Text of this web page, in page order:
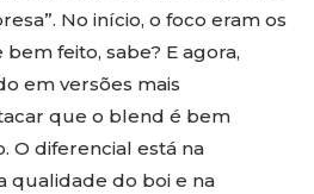
No início, o foco eram os
feito, sabe? E agora,
em versões mais
que o blend é bem
O diferencial está na
qualidade do boi e na